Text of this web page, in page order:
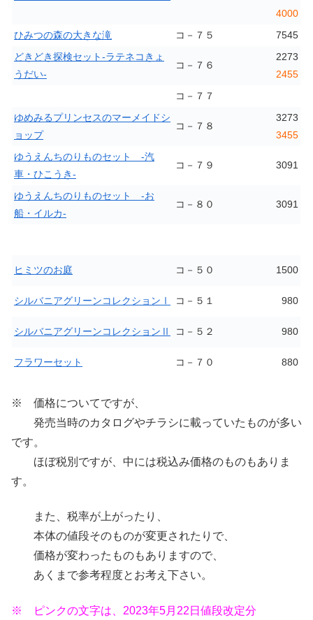
4000
ひみつの森の大きな滝
コ－７５
7545
どきどき探検セット-ラテネコきょ
うだい-
コ－７６
2273
2455
コ－７７
ゆめみるプリンセスのマーメイドシ
ョップ
コ－７８
3273
3455
ゆうえんちのりものセット -汽
車・ひこうき-
コ－７９ 3091
ゆうえんちのりものセット -お
船・イルカ-
コ－８０ 3091
ヒミツのお庭 コ－５０ 1500
シルバニアグリーンコレクションⅠ コ－５１ 980
シルバニアグリーンコレクションⅡ コ－５２ 980
フラワーセット コ－７０ 880
※ 価格についてですが、
発売当時のカタログやチラシに載っていたものが多い
です。
ほぼ税別ですが、中には税込み価格のものもありま
す。
また、税率が上がったり、
本体の値段そのものが変更されたりで、
価格が変わったものもありますので、
あくまで参考程度とお考え下さい。
※ ピンクの文字は、2023年5月22日値段改定分